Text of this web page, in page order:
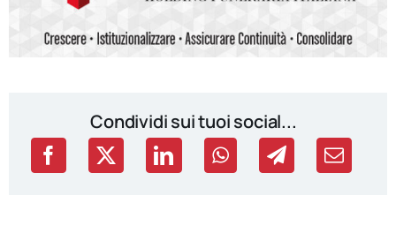
Condividi sui tuoi social...